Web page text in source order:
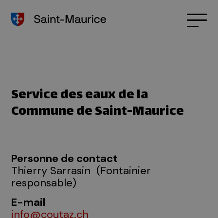
Service des eaux de la
Commune de Saint-Maurice
Personne de contact
Thierry Sarrasin (Fontainier
responsable)
E-mail
info@coutaz.ch